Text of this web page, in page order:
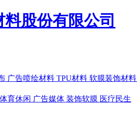
广告喷绘材料 TPU材料 软膜装饰材料
体育休闲 广告媒体 装饰软膜 医疗民生